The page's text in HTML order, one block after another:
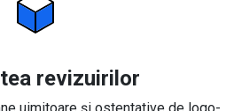
revizuirilor
uimitoare și ostentative de logo-